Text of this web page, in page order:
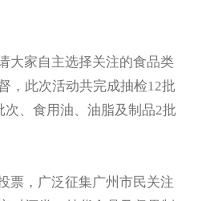
家自主选择关注的食品类
，此次活动共完成抽检12批
、食用油、油脂及制品2批
，广泛征集广州市民关注